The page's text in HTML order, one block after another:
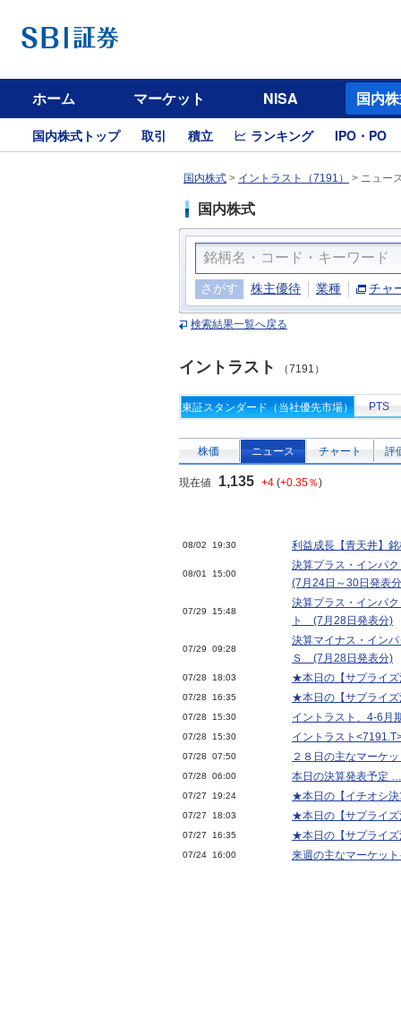
ホーム マーケット NISA 国内
国内株式トップ 取引 積立 ランキング IPO・PO
国内株式 > イントラスト（7191） > ニュー
国内株式
さがす 株主優待 業種 チャ
検索結果一覧へ戻る
イントラスト （7191）
東証スタンダード（当社優先市場） PTS
株価 ニュース チャート 評
現在値 1,135 +4 (+0.35％)
08/02 19:30 利益成長【青天井】
08/01 15:00
決算プラス・インパ
(7月24日～30日発表
07/29 15:48
決算プラス・インパ
ト (7月28日発表分)
07/29 09:28
決算マイナス・イン
Ｓ (7月28日発表分)
07/28 18:03 ★本日の【サプライ
07/28 16:35 ★本日の【サプライ
07/28 15:30 イントラスト、4-6月
07/28 15:30 イントラスト
07/28 07:50 ２８日の主なマーケ
07/28 06:00 本日の決算発表予定
07/27 19:24 ★本日の【イチオシ決
07/27 18:03 ★本日の【サプライ
07/27 16:35 ★本日の【サプライ
07/24 16:00 来週の主なマーケッ